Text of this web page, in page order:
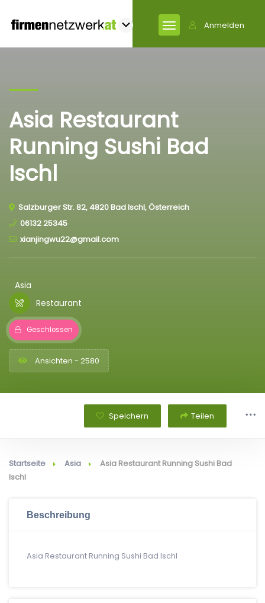
Anmelden
Asia Restaurant
Running Sushi Bad
Ischl
Salzburger Str. 82, 4820 Bad Ischl, Österreich
06132 25345
xianjingwu22@gmail.com
Asia
Restaurant
Geschlossen
Ansichten - 2580
Speichern Teilen
Startseite Asia
Asia Restaurant Running Sushi Bad
Ischl
Beschreibung
Asia Restaurant Running Sushi Bad Ischl